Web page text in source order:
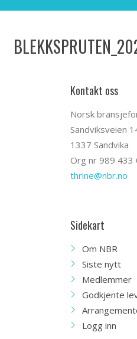
Kontakt oss
Norsk
Sandviksveien
1337 Sandvika
Org nr 989 433
thrine@nbr.no
Sidekart
Om NBR
Siste nytt
Medlemmer
Godkjente
Logg inn